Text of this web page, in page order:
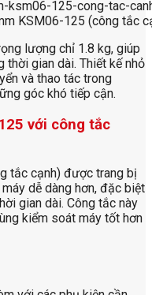
KSM06-125 (công tắc
lượng chỉ 1.8 kg, giúp
gian dài. Thiết kế nhỏ
và thao tác trong
góc khó tiếp cận.
với công tắc
tắc cạnh) được trang bị
dễ dàng hơn, đặc biệt
gian dài. Công tắc này
kiểm soát máy tốt hơn